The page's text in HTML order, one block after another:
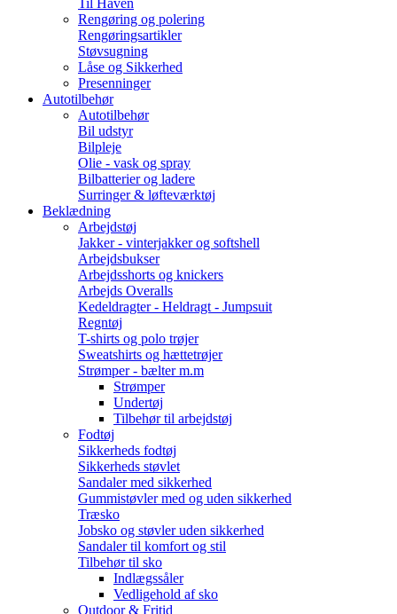
Til Haven
Rengøring og polering
Rengøringsartikler
Støvsugning
Låse og Sikkerhed
Presenninger
Autotilbehør
Autotilbehør
Bil udstyr
Bilpleje
Olie - vask og spray
Bilbatterier og ladere
Surringer & løfteværktøj
Beklædning
Arbejdstøj
Jakker - vinterjakker og softshell
Arbejdsbukser
Arbejdsshorts og knickers
Arbejds Overalls
Kedeldragter - Heldragt - Jumpsuit
Regntøj
T-shirts og polo trøjer
Sweatshirts og hættetrøjer
Strømper - bælter m.m
Strømper
Undertøj
Tilbehør til arbejdstøj
Fodtøj
Sikkerheds fodtøj
Sikkerheds støvlet
Sandaler med sikkerhed
Gummistøvler med og uden sikkerhed
Træsko
Jobsko og støvler uden sikkerhed
Sandaler til komfort og stil
Tilbehør til sko
Indlægssåler
Vedligehold af sko
Outdoor & Fritid